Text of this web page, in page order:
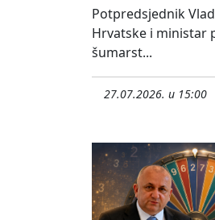
Potpredsjednik
Hrvatske i ministar
šumarst...
27.07.2026. u 15:00